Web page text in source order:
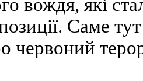
вождя, якi
Саме
червоний